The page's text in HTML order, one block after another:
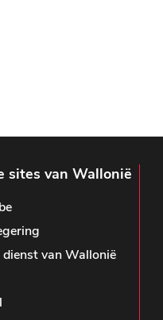
sites van Wallonië
dienst van Wallonië